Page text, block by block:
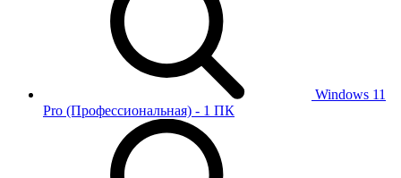
Windows 11
Pro (Профессиональная) - 1 ПК